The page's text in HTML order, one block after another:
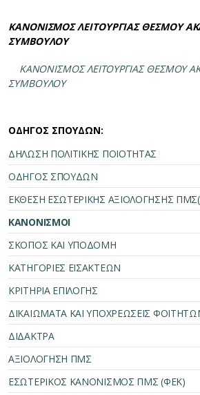
ΚΑΝΟΝΙΣΜΟΣ ΛΕΙΤΟΥΡΓΙΑΣ ΘΕΣΜΟΥ
ΣΥΜΒΟΥΛΟΥ
ΚΑΝΟΝΙΣΜΟΣ ΛΕΙΤΟΥΡΓΙΑΣ ΘΕΣΜΟΥ
ΣΥΜΒΟΥΛΟΥ
ΟΔΗΓΟΣ ΣΠΟΥΔΩΝ:
ΔΗΛΩΣΗ ΠΟΛΙΤΙΚΗΣ ΠΟΙΟΤΗΤΑΣ
ΟΔΗΓΟΣ ΣΠΟΥΔΩΝ
ΕΚΘΕΣΗ ΕΣΩΤΕΡΙΚΗΣ ΑΞΙΟΛΟΓΗΣΗΣ
ΚΑΝΟΝΙΣΜΟΙ
ΣΚΟΠΟΣ ΚΑΙ ΥΠΟΔΟΜΗ
ΚΑΤΗΓΟΡΙΕΣ ΕΙΣΑΚΤΕΩΝ
ΚΡΙΤΗΡΙΑ ΕΠΙΛΟΓΗΣ
ΔΙΚΑΙΩΜΑΤΑ ΚΑΙ ΥΠΟΧΡΕΩΣΕΙΣ
ΔΙΔΑΚΤΡΑ
ΑΞΙΟΛΟΓΗΣΗ ΠΜΣ
ΕΣΩΤΕΡΙΚΟΣ ΚΑΝΟΝΙΣΜΟΣ ΠΜΣ (ΦΕΚ)